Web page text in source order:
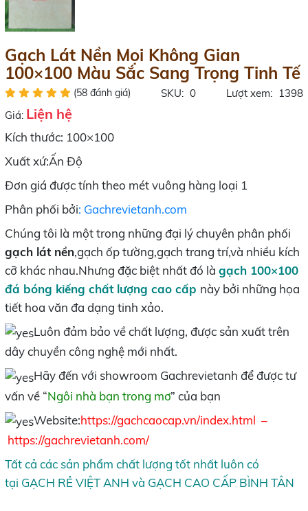
Gạch Lát Nền Mọi Không Gian
100×100 Màu Sắc Sang Trọng Tinh Tế
(58 đánh giá) SKU: 0 Lượt xem: 1398
Giá: Liện hệ
Kích thước: 100×100
Xuất xứ:Ấn Độ
Đơn giá được tính theo mét vuông hàng loại 1
Phân phối bởi: Gachrevietanh.com
Chúng tôi là một trong những đại lý chuyên phân phối
gạch lát nền,gạch ốp tường,gạch trang trí,và nhiều kích
cỡ khác nhau.Nhưng đặc biệt nhất đó là gạch 100×100
đá bóng kiếng chất lượng cao cấp này bởi những họa
tiết hoa văn đa dạng tinh xảo.
Luôn đảm bảo về chất lượng, được sản xuất trên
dây chuyền công nghệ mới nhất.
Hãy đến với showroom Gachrevietanh để được tư
vấn về “Ngôi nhà bạn trong mơ” của bạn
Website:https://gachcaocap.vn/index.html –
https://gachrevietanh.com/
Tất cả các sản phẩm chất lượng tốt nhất luôn có
tại GẠCH RẺ VIỆT ANH và GẠCH CAO CẤP BÌNH TÂN